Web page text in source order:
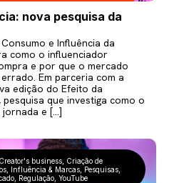
nova pesquisa da
e Influência da
como o influenciador
e por que o mercado
Em parceria com a
edição do Efeito da
que investiga como o
jornada e […]
Creator's business Criação de
Influência & Marcas Pesquisas
Regulação ,YouTube